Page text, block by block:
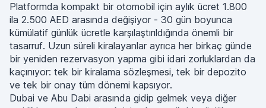
Platformda kompakt bir otomobil için aylık ücret 1.800
ila 2.500 AED arasında değişiyor - 30 gün boyunca
kümülatif günlük ücretle karşılaştırıldığında önemli bir
tasarruf. Uzun süreli kiralayanlar ayrıca her birkaç günde
bir yeniden rezervasyon yapma gibi idari zorluklardan da
kaçınıyor: tek bir kiralama sözleşmesi, tek bir depozito
ve tek bir onay tüm dönemi kapsıyor.
Dubai ve Abu Dabi arasında gidip gelmek veya diğer